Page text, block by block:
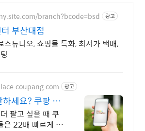
branch?bcode=bsd 광고
부산대점
스튜디오, 쇼핑몰 특화, 최저가 택배,
광고
세요? 쿠팡 공
팔고 싶을 때 쿠
은 22배 빠르게 성